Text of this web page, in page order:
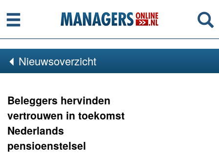
Menu
Nieuwsoverzicht
Beleggers hervinden
vertrouwen in toekomst
Nederlands
pensioenstelsel